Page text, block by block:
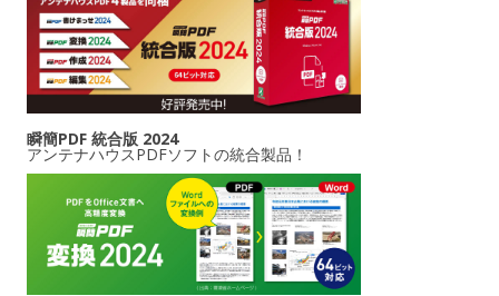
瞬簡PDF 統合版 2024
アンテナハウスPDFソフトの統合製品！